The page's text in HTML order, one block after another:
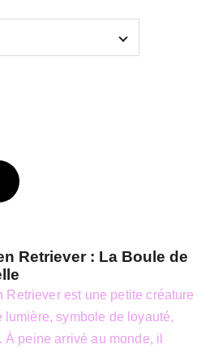
Retriever : La Boule de
Retriever est une petite créature
lumière, symbole de loyauté,
À peine arrivé au monde, il